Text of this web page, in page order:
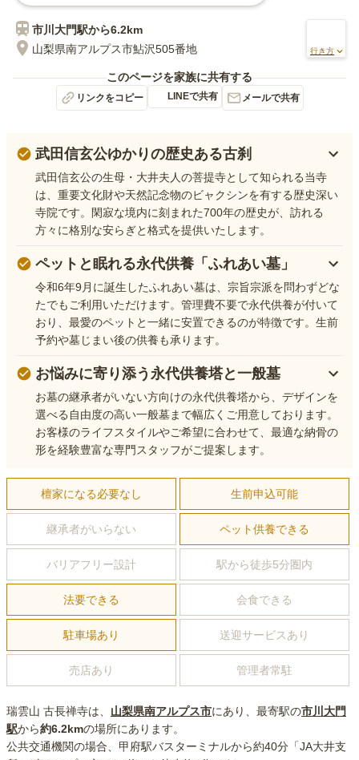
市川大門駅から6.2km
山梨県南アルプス市鮎沢505番地
行き方
このページを家族に共有する
リンクをコピー LINEで共有 メールで共有
武田信玄公ゆかりの歴史ある古刹
武田信玄公の生母・大井夫人の菩提寺として知られる当寺
は、重要文化財や天然記念物のビャクシンを有する歴史深い
寺院です。閑寂な境内に刻まれた700年の歴史が、訪れる
方々に格別な安らぎと格式を提供いたします。
ペットと眠れる永代供養「ふれあい墓」
令和6年9月に誕生したふれあい墓は、宗旨宗派を問わずどな
たでもご利用いただけます。管理費不要で永代供養が付いて
おり、最愛のペットと一緒に安置できるのが特徴です。生前
予約や墓じまい後の供養も承ります。
お悩みに寄り添う永代供養塔と一般墓
お墓の継承者がいない方向けの永代供養塔から、デザインを
選べる自由度の高い一般墓まで幅広くご用意しております。
お客様のライフスタイルやご希望に合わせて、最適な納骨の
形を経験豊富な専門スタッフがご提案します。
檀家になる必要なし 生前申込可能
継承者がいらない ペット供養できる
バリアフリー設計 駅から徒歩5分圏内
法要できる 会食できる
駐車場あり 送迎サービスあり
売店あり 管理者常駐
瑞雲山 古長禅寺は、 山梨県南アルプス市にあり 、最寄駅の市川大門
駅から約6.2kmの場所にあり ます。
公共交通機関の場合、甲府駅バスターミナルから約40分「JA大井支